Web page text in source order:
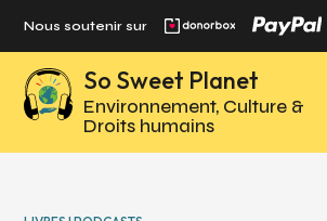
Nous soutenir sur
So Sweet Planet
Environnement, Culture &
Droits humains
Panneau de gestion des cookies